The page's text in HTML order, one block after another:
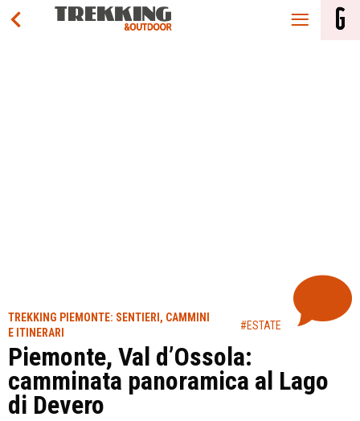
TREKKING PIEMONTE: SENTIERI, CAMMINI
E ITINERARI
#ESTATE
Piemonte, Val d’Ossola:
camminata panoramica al Lago
di Devero